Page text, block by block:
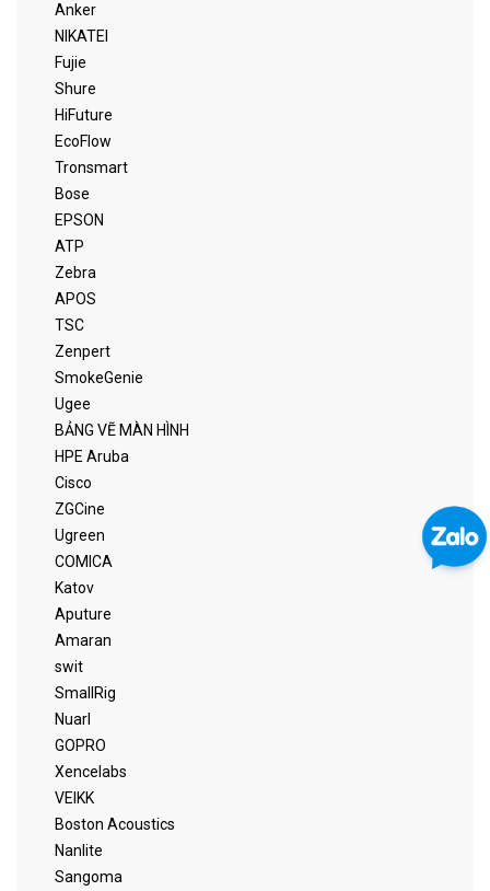
Anker
NIKATEI
Fujie
Shure
HiFuture
EcoFlow
Tronsmart
Bose
EPSON
ATP
Zebra
APOS
TSC
Zenpert
SmokeGenie
Ugee
BẢNG VẼ MÀN HÌNH
HPE Aruba
Cisco
ZGCine
Ugreen
COMICA
Katov
Aputure
Amaran
swit
SmallRig
Nuarl
GOPRO
Xencelabs
VEIKK
Boston Acoustics
Nanlite
Sangoma